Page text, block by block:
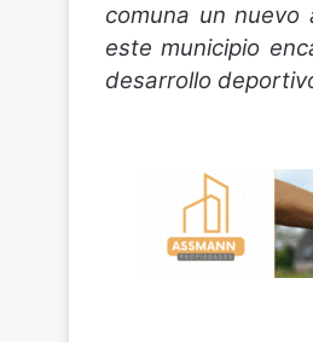
comuna un nuevo
este municipio
desarrollo